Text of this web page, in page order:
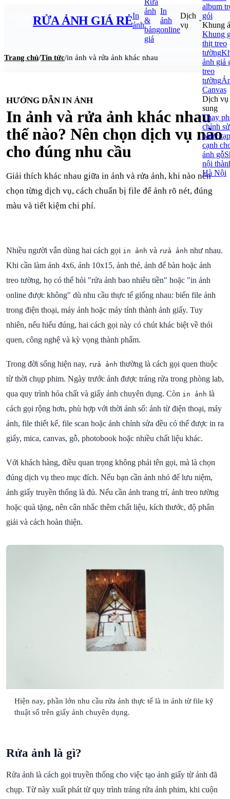
RỬA ẢNH GIÁ RẺIn
ảnh
Rửa
ảnh
&
bảng
giá
In
ảnh
online
Dịch
vụ
album
gói
Khung
Khung
thịt treo
tường
ảnh giả
treo
tường
Canvas
Dịch vụ
sung
Thay
chỉnh
phức tạp
cạnh
ảnh gỗ
nội
Hà Nội
Trang chủ/Tin tức/in ảnh và rửa ảnh khác nhau
HƯỚNG DẪN IN ẢNH
In ảnh và rửa ảnh khác nhau
thế nào? Nên chọn dịch vụ nào
cho đúng nhu cầu
Giải thích khác nhau giữa in ảnh và rửa ảnh, khi nào nên
chọn từng dịch vụ, cách chuẩn bị file để ảnh rõ nét, đúng
màu và tiết kiệm chi phí.
Nhiều người vẫn dùng hai cách gọi in ảnh và rửa ảnh như nhau.
Khi cần làm ảnh 4x6, ảnh 10x15, ảnh thẻ, ảnh để bàn hoặc ảnh
treo tường, họ có thể hỏi "rửa ảnh bao nhiêu tiền" hoặc "in ảnh
online được không" dù nhu cầu thực tế giống nhau: biến file ảnh
trong điện thoại, máy ảnh hoặc máy tính thành ảnh giấy. Tuy
nhiên, nếu hiểu đúng, hai cách gọi này có chút khác biệt về thói
quen, công nghệ và kỳ vọng thành phẩm.
Trong đời sống hiện nay, rửa ảnh thường là cách gọi quen thuộc
từ thời chụp phim. Ngày trước ảnh được tráng rửa trong phòng lab,
qua quy trình hóa chất và giấy ảnh chuyên dụng. Còn in ảnh là
cách gọi rộng hơn, phù hợp với thời ảnh số: ảnh từ điện thoại, máy
ảnh, file thiết kế, file scan hoặc ảnh chỉnh sửa đều có thể được in ra
giấy, mica, canvas, gỗ, photobook hoặc nhiều chất liệu khác.
Với khách hàng, điều quan trọng không phải tên gọi, mà là chọn
đúng dịch vụ theo mục đích. Nếu bạn cần ảnh nhỏ để lưu niệm,
ảnh giấy truyền thống là đủ. Nếu cần ảnh trang trí, ảnh treo tường
hoặc quà tặng, nên cân nhắc thêm chất liệu, kích thước, độ phân
giải và cách hoàn thiện.
Hiện nay, phần lớn nhu cầu rửa ảnh thực tế là in ảnh từ file kỹ
thuật số trên giấy ảnh chuyên dụng.
Rửa ảnh là gì?
Rửa ảnh là cách gọi truyền thống cho việc tạo ảnh giấy từ ảnh đã
chụp. Từ này xuất phát từ quy trình tráng rửa ảnh phim, khi cuộn